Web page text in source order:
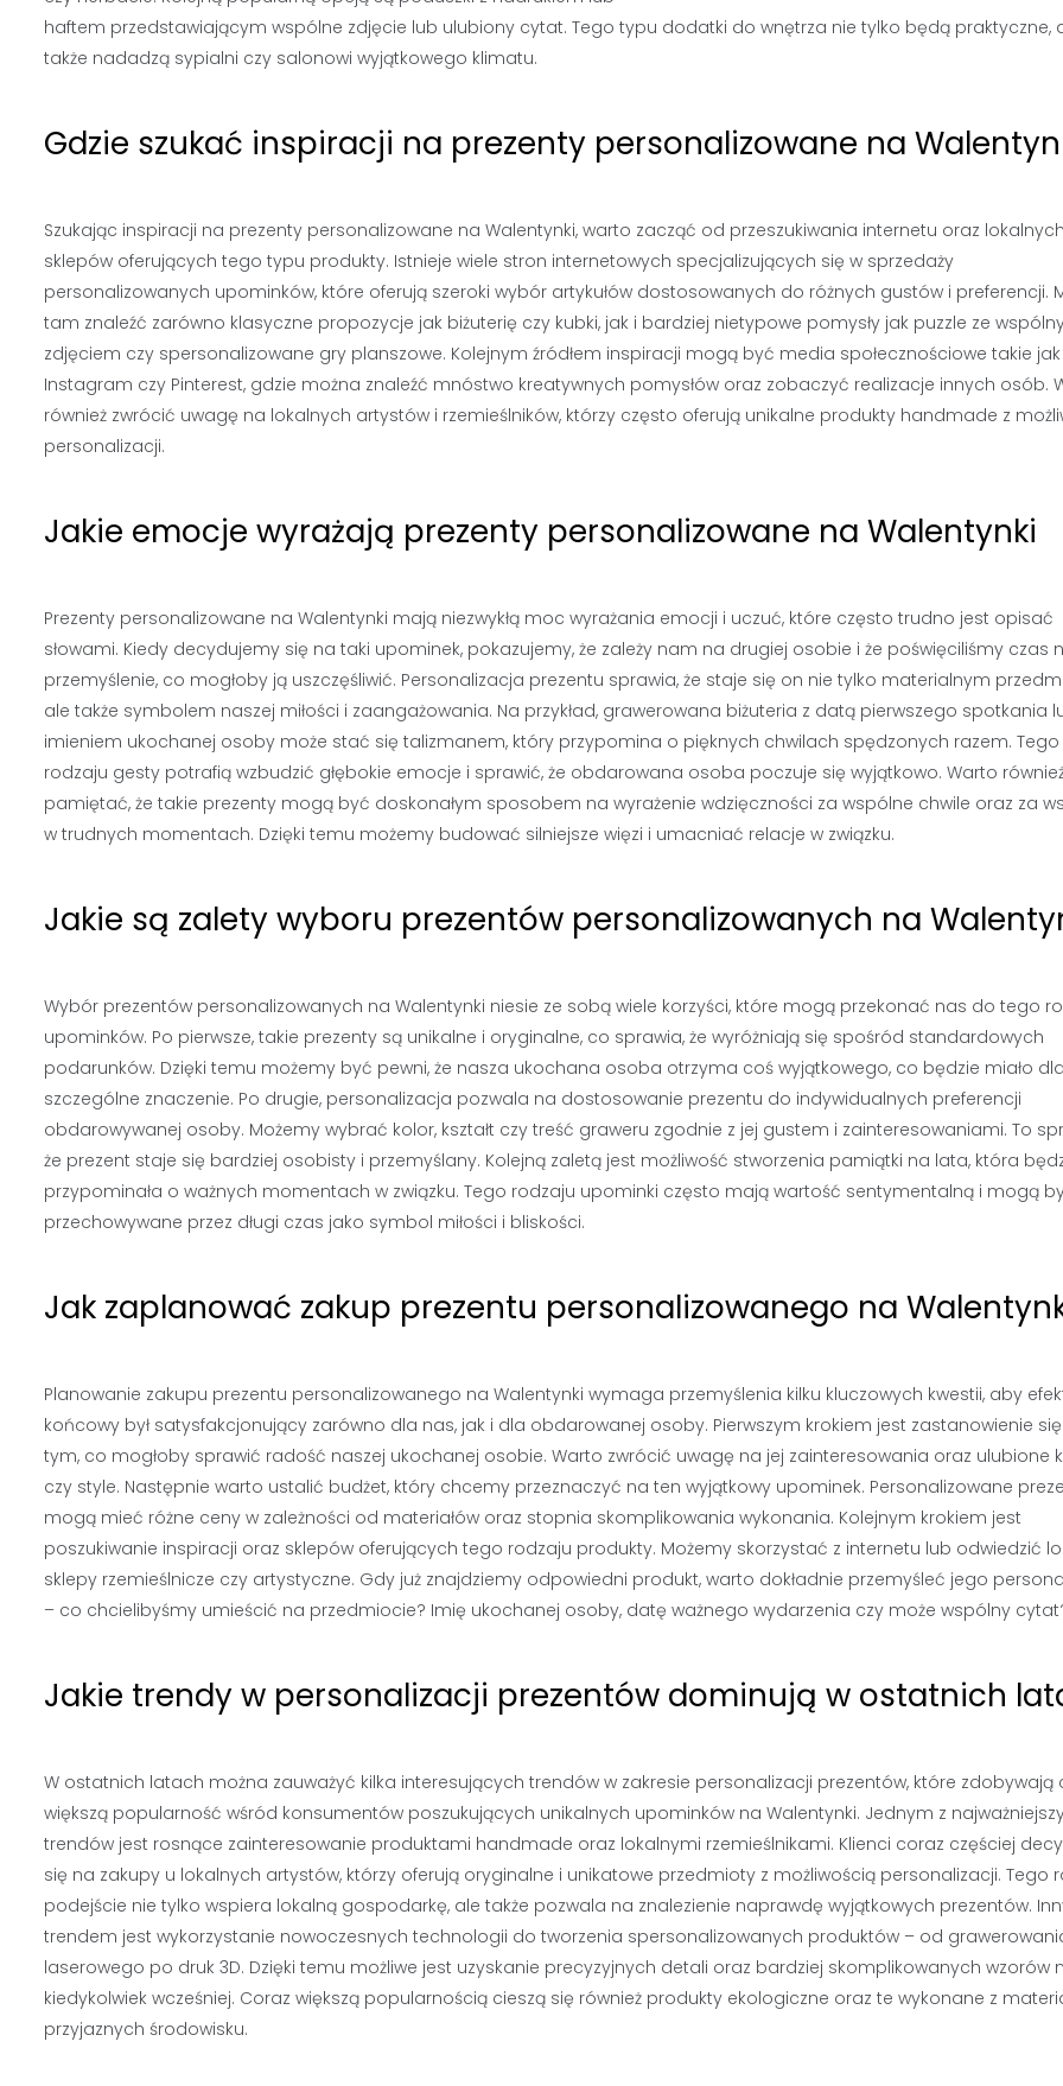
haftem przedstawiającym wspólne zdjęcie lub ulubiony cytat. Tego typu dodatki do wnętrza nie tylko będą praktyczne,
także nadadzą sypialni czy salonowi wyjątkowego klimatu.
Gdzie szukać inspiracji na prezenty personalizowane na
Szukając inspiracji na prezenty personalizowane na Walentynki, warto zacząć od przeszukiwania internetu oraz lokalnych
sklepów oferujących tego typu produkty. Istnieje wiele stron internetowych specjalizujących się w sprzedaży
personalizowanych upominków, które oferują szeroki wybór artykułów dostosowanych do różnych gustów i preferencji.
tam znaleźć zarówno klasyczne propozycje jak biżuterię czy kubki, jak i bardziej nietypowe pomysły jak puzzle ze
zdjęciem czy spersonalizowane gry planszowe. Kolejnym źródłem inspiracji mogą być media społecznościowe takie jak
Instagram czy Pinterest, gdzie można znaleźć mnóstwo kreatywnych pomysłów oraz zobaczyć realizacje innych osób.
również zwrócić uwagę na lokalnych artystów i rzemieślników, którzy często oferują unikalne produkty handmade z
personalizacji.
Jakie emocje wyrażają prezenty personalizowane na Walentynki
Prezenty personalizowane na Walentynki mają niezwykłą moc wyrażania emocji i uczuć, które często trudno jest opisać
słowami. Kiedy decydujemy się na taki upominek, pokazujemy, że zależy nam na drugiej osobie i że poświęciliśmy czas
przemyślenie, co mogłoby ją uszczęśliwić. Personalizacja prezentu sprawia, że staje się on nie tylko materialnym
ale także symbolem naszej miłości i zaangażowania. Na przykład, grawerowana biżuteria z datą pierwszego spotkania
imieniem ukochanej osoby może stać się talizmanem, który przypomina o pięknych chwilach spędzonych razem. Tego
rodzaju gesty potrafią wzbudzić głębokie emocje i sprawić, że obdarowana osoba poczuje się wyjątkowo. Warto
pamiętać, że takie prezenty mogą być doskonałym sposobem na wyrażenie wdzięczności za wspólne chwile oraz za
w trudnych momentach. Dzięki temu możemy budować silniejsze więzi i umacniać relacje w związku.
Jakie są zalety wyboru prezentów personalizowanych na
Wybór prezentów personalizowanych na Walentynki niesie ze sobą wiele korzyści, które mogą przekonać nas do tego
upominków. Po pierwsze, takie prezenty są unikalne i oryginalne, co sprawia, że wyróżniają się spośród standardowych
podarunków. Dzięki temu możemy być pewni, że nasza ukochana osoba otrzyma coś wyjątkowego, co będzie miało
szczególne znaczenie. Po drugie, personalizacja pozwala na dostosowanie prezentu do indywidualnych preferencji
obdarowywanej osoby. Możemy wybrać kolor, kształt czy treść graweru zgodnie z jej gustem i zainteresowaniami. To
że prezent staje się bardziej osobisty i przemyślany. Kolejną zaletą jest możliwość stworzenia pamiątki na lata, która
przypominała o ważnych momentach w związku. Tego rodzaju upominki często mają wartość sentymentalną i mogą
przechowywane przez długi czas jako symbol miłości i bliskości.
Jak zaplanować zakup prezentu personalizowanego na
Planowanie zakupu prezentu personalizowanego na Walentynki wymaga przemyślenia kilku kluczowych kwestii, aby
końcowy był satysfakcjonujący zarówno dla nas, jak i dla obdarowanej osoby. Pierwszym krokiem jest zastanowienie
tym, co mogłoby sprawić radość naszej ukochanej osobie. Warto zwrócić uwagę na jej zainteresowania oraz ulubione
czy style. Następnie warto ustalić budżet, który chcemy przeznaczyć na ten wyjątkowy upominek. Personalizowane
mogą mieć różne ceny w zależności od materiałów oraz stopnia skomplikowania wykonania. Kolejnym krokiem jest
poszukiwanie inspiracji oraz sklepów oferujących tego rodzaju produkty. Możemy skorzystać z internetu lub odwiedzić
sklepy rzemieślnicze czy artystyczne. Gdy już znajdziemy odpowiedni produkt, warto dokładnie przemyśleć jego
– co chcielibyśmy umieścić na przedmiocie? Imię ukochanej osoby, datę ważnego wydarzenia czy może wspólny
Jakie trendy w personalizacji prezentów dominują w ostatnich
W ostatnich latach można zauważyć kilka interesujących trendów w zakresie personalizacji prezentów, które zdobywają
większą popularność wśród konsumentów poszukujących unikalnych upominków na Walentynki. Jednym z
trendów jest rosnące zainteresowanie produktami handmade oraz lokalnymi rzemieślnikami. Klienci coraz częściej
się na zakupy u lokalnych artystów, którzy oferują oryginalne i unikatowe przedmioty z możliwością personalizacji. Tego
podejście nie tylko wspiera lokalną gospodarkę, ale także pozwala na znalezienie naprawdę wyjątkowych prezentów.
trendem jest wykorzystanie nowoczesnych technologii do tworzenia spersonalizowanych produktów – od
laserowego po druk 3D. Dzięki temu możliwe jest uzyskanie precyzyjnych detali oraz bardziej skomplikowanych wzorów
kiedykolwiek wcześniej. Coraz większą popularnością cieszą się również produkty ekologiczne oraz te wykonane z
przyjaznych środowisku.